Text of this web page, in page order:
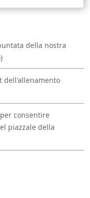
della nostra
dell'allenamento
consentire
piazzale della